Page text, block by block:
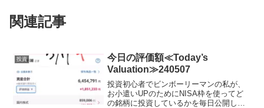
関連記事
投資
今日の評価額≪Today’s
Valuation≫240507
投資初心者でビンボーリーマンの私が、
お小遣いUPのためにNISA枠を使ってど
の銘柄に投資しているかを毎日公開して